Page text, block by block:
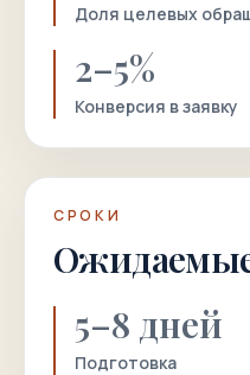
Доля целевых
2–5%
Конверсия в заявку
СРОКИ
5–8 дней
Подготовка